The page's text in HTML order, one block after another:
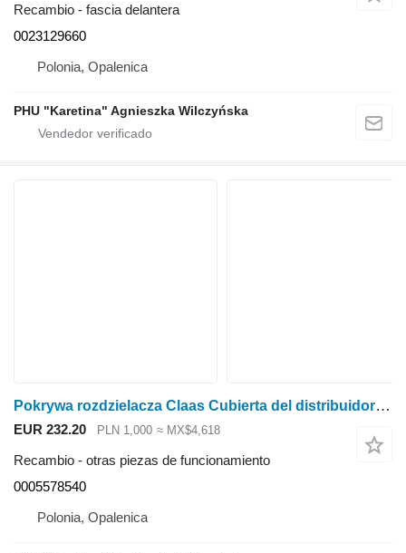
Recambio - fascia delantera
0023129660
Polonia, Opalenica
PHU "Karetina" Agnieszka Wilczyńska
Pokrywa rozdzielacza Claas Cubierta del distribuidor Tucano 0005578540 para Claas Tucano cosechadora de cereales
EUR 232.20 PLN 1,000 ≈ MX$4,618
Recambio - otras piezas de funcionamiento
0005578540
Polonia, Opalenica